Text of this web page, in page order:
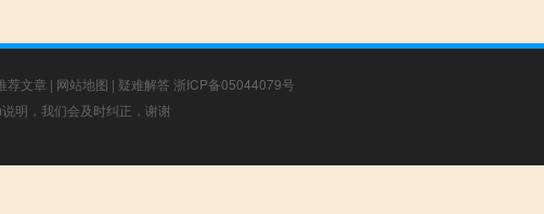
荐文章 | 网站地图 | 疑难解答 浙ICP备05044079号
明，我们会及时纠正，谢谢